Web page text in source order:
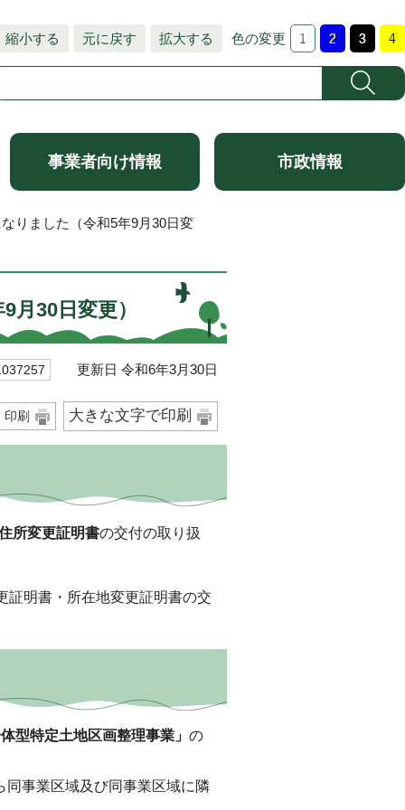
縮小する 元に戻す 拡大する 色の変更
事業者向け情報 市政情報
りました（令和5年9月30日変
30日変更）
更新日 令和6年3月30日
印刷 大きな文字で印刷
所変更証明書の交付の取り扱
明書・所在地変更証明書の交
型特定土地区画整理事業」 の
同事業区域及び同事業区域に隣